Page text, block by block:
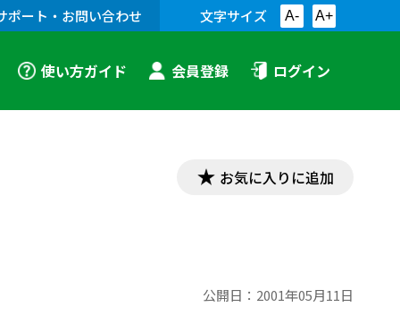
ポート・お問い合わせ 文字サイズ A- A+
使い方ガイド 会員登録 ログイン
お気に入りに追加
公開日： 2001年05月11日